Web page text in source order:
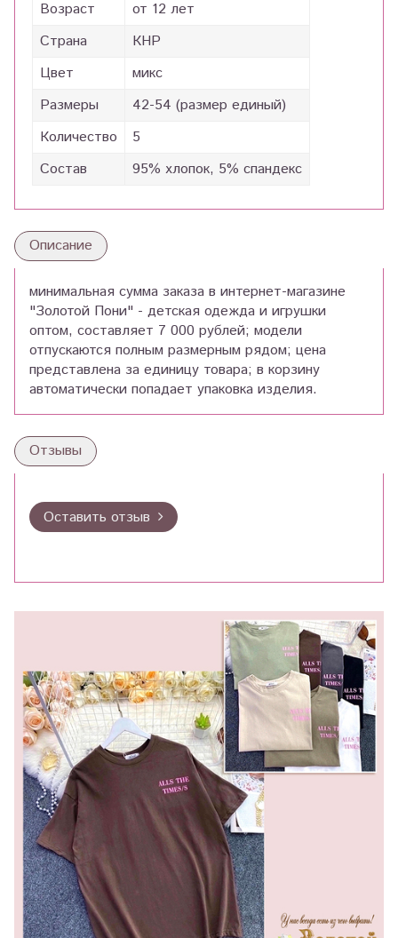
Возраст
от 12 лет
Страна
КНР
Цвет
микс
Размеры
42-54 (размер единый)
Количество
5
Состав
95% хлопок, 5% спандекс
Описание
минимальная сумма заказа в интернет-магазине
"Золотой Пони" - детская одежда и игрушки
оптом, составляет 7 000 рублей; модели
отпускаются полным размерным рядом; цена
представлена за единицу товара; в корзину
автоматически попадает упаковка изделия.
Отзывы
Оставить отзыв